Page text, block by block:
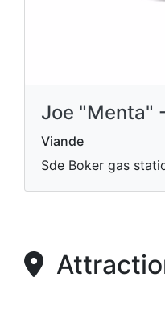
Joe "Menta"
Viande
Sde Boker gas